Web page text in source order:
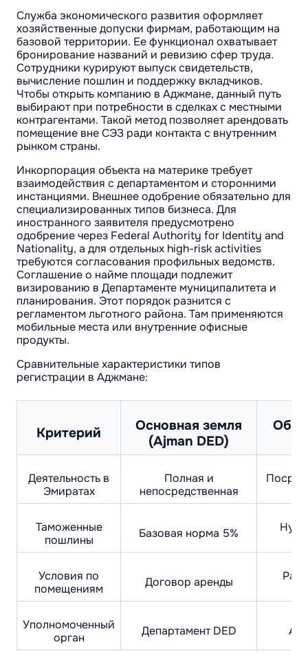
Служба экономического развития оформляет
хозяйственные допуски фирмам, работающим на
базовой территории. Ее функционал охватывает
бронирование названий и ревизию сфер труда.
Сотрудники курируют выпуск свидетельств,
вычисление пошлин и поддержку вкладчиков.
Чтобы открыть компанию в Аджмане, данный путь
выбирают при потребности в сделках с местными
контрагентами. Такой метод позволяет арендовать
помещение вне СЭЗ ради контакта с внутренним
рынком страны.
Инкорпорация объекта на материке требует
взаимодействия с департаментом и сторонними
инстанциями. Внешнее одобрение обязательно для
специализированных типов бизнеса. Для
иностранного заявителя предусмотрено
одобрение через Federal Authority for Identity and
Nationality, а для отдельных high-risk activities
требуются согласования профильных ведомств.
Соглашение о найме площади подлежит
визированию в Департаменте муниципалитета и
планирования. Этот порядок разнится с
регламентом льготного района. Там применяются
мобильные места или внутренние офисные
продукты.
Сравнительные характеристики типов
регистрации в Аджмане:
Критерий
Основная земля
(Ajman DED)
Деятельность в
Эмиратах
Полная и
непосредственная
Таможенные
пошлины
Базовая норма 5%
Условия по
помещениям
Договор аренды
Уполномоченный
орган
Департамент DED